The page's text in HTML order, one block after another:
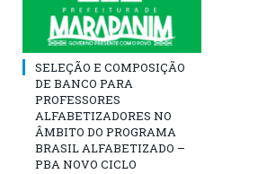
SELEÇÃO E COMPOSIÇÃO
DE BANCO PARA
PROFESSORES
ALFABETIZADORES NO
ÂMBITO DO PROGRAMA
BRASIL ALFABETIZADO –
PBA NOVO CICLO